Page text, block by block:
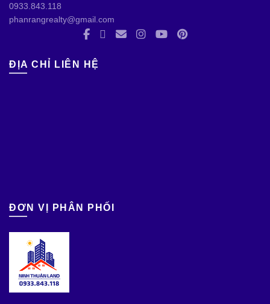
0933.843.118
phanrangrealty@gmail.com
ĐỊA CHỈ LIÊN HỆ
ĐƠN VỊ PHÂN PHỐI